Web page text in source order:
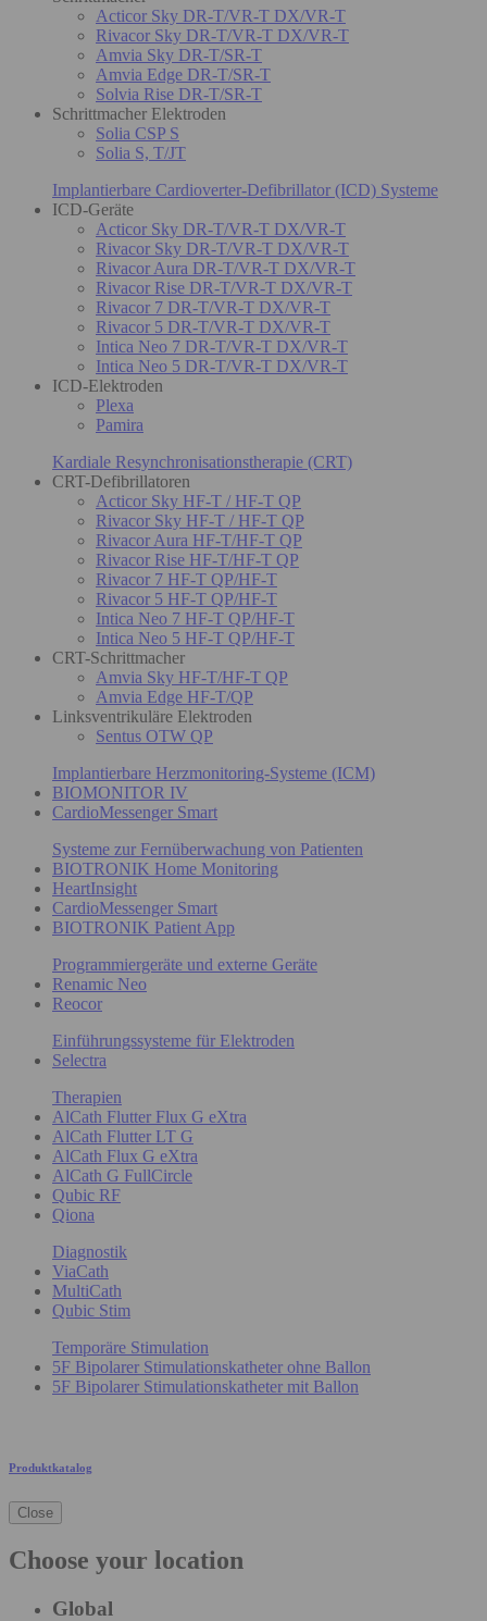
Acticor Sky DR-T/VR-T DX/VR-T
Rivacor Sky DR-T/VR-T DX/VR-T
Amvia Sky DR-T/SR-T
Amvia Edge DR-T/SR-T
Solvia Rise DR-T/SR-T
Schrittmacher Elektroden
Solia CSP S
Solia S, T/JT
Implantierbare Cardioverter-Defibrillator (ICD) Systeme
ICD-Geräte
Acticor Sky DR-T/VR-T DX/VR-T
Rivacor Sky DR-T/VR-T DX/VR-T
Rivacor Aura DR-T/VR-T DX/VR-T
Rivacor Rise DR-T/VR-T DX/VR-T
Rivacor 7 DR-T/VR-T DX/VR-T
Rivacor 5 DR-T/VR-T DX/VR-T
Intica Neo 7 DR-T/VR-T DX/VR-T
Intica Neo 5 DR-T/VR-T DX/VR-T
ICD-Elektroden
Plexa
Pamira
Kardiale Resynchronisationstherapie (CRT)
CRT-Defibrillatoren
Acticor Sky HF-T / HF-T QP
Rivacor Sky HF-T / HF-T QP
Rivacor Aura HF-T/HF-T QP
Rivacor Rise HF-T/HF-T QP
Rivacor 7 HF-T QP/HF-T
Rivacor 5 HF-T QP/HF-T
Intica Neo 7 HF-T QP/HF-T
Intica Neo 5 HF-T QP/HF-T
CRT-Schrittmacher
Amvia Sky HF-T/HF-T QP
Amvia Edge HF-T/QP
Linksventrikuläre Elektroden
Sentus OTW QP
Implantierbare Herzmonitoring-Systeme (ICM)
BIOMONITOR IV
CardioMessenger Smart
Systeme zur Fernüberwachung von Patienten
BIOTRONIK Home Monitoring
HeartInsight
CardioMessenger Smart
BIOTRONIK Patient App
Programmiergeräte und externe Geräte
Renamic Neo
Reocor
Einführungssysteme für Elektroden
Selectra
Therapien
AlCath Flutter Flux G eXtra
AlCath Flutter LT G
AlCath Flux G eXtra
AlCath G FullCircle
Qubic RF
Qiona
Diagnostik
ViaCath
MultiCath
Qubic Stim
Temporäre Stimulation
5F Bipolarer Stimulationskatheter ohne Ballon
5F Bipolarer Stimulationskatheter mit Ballon
Produktkatalog
Close
Choose your location
Global